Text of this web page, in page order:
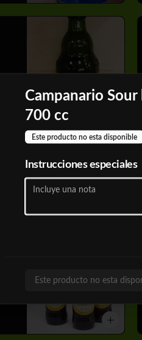
Campanario Sour
700 cc
Este producto no esta disponible
Instrucciones especiales
Este producto no esta